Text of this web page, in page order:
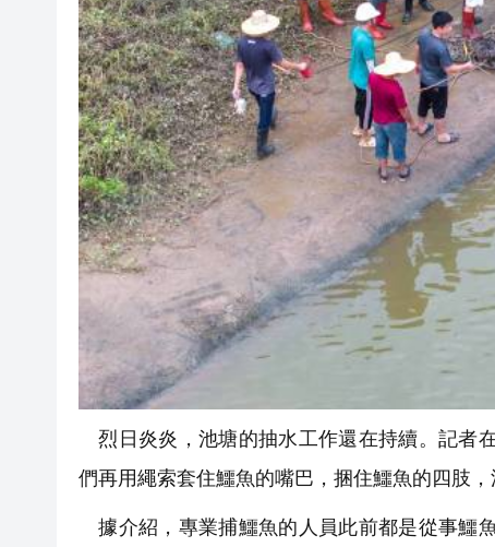
烈日炎炎，池塘的抽水工作還在持續。記者
們再用繩索套住鱷魚的嘴巴，捆住鱷魚的四肢，
據介紹，專業捕鱷魚的人員此前都是從事鱷